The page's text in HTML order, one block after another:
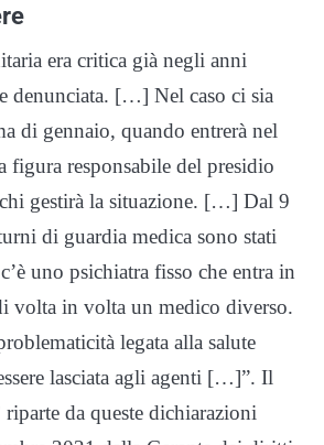
era critica già negli anni
denunciata. […] Nel caso ci sia
di gennaio, quando entrerà nel
figura responsabile del presidio
gestirà la situazione. […] Dal 9
di guardia medica sono stati
uno psichiatra fisso che entra in
volta in volta un medico diverso.
legata alla salute
lasciata agli agenti […]”. Il
riparte da queste dichiarazioni